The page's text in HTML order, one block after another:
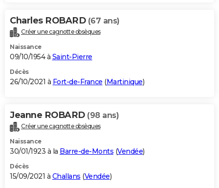
Charles ROBARD (67 ans)
Créer une cagnotte obsèques
Naissance
09/10/1954 à Saint-Pierre
Décès
26/10/2021 à Fort-de-France (Martinique)
Jeanne ROBARD (98 ans)
Créer une cagnotte obsèques
Naissance
30/01/1923 à la Barre-de-Monts (Vendée)
Décès
15/09/2021 à Challans (Vendée)